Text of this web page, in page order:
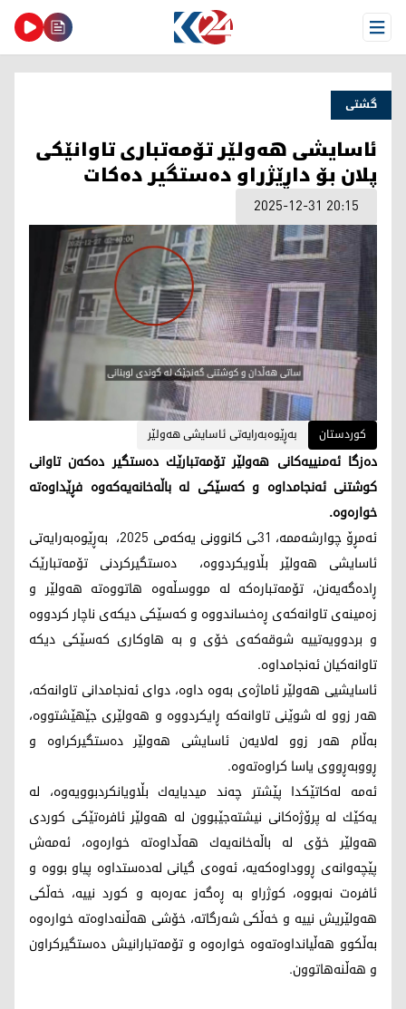
Open Menu
گشتی
ئاسایشی هه‌ولێر تۆمه‌تباری تاوانێكی
پلان بۆ داڕێژراو ده‌ستگیر ده‌كات
2025-12-31 20:15
کوردستان بەڕێوەبەرایەتی ئاسایشی هەولێر
ده‌زگا ئه‌منییه‌كانی هه‌ولێر تۆمه‌تبارێك ده‌ستگیر ده‌كه‌ن‌ تاوانی
كوشتنی ئه‌نجامداوه‌ و كه‌سێكی له‌ باڵه‌خانه‌یه‌كه‌وه‌ فڕێداوه‌ته‌
خواره‌وه‌.
ئەمڕۆ چوارشەممە، 31ـی کانوونی یەکەمی 2025، به‌ڕێوه‌به‌رایه‌تی
ئاسایشی هه‌ولێر بڵاویکردووە، ‌دەستگیرکردنی تۆمه‌تبارێک
ڕادەگەیەنن، تۆمه‌تباره‌كه‌ له‌ مووسڵه‌وه‌ هاتووه‌ته‌ هه‌ولێر و
زه‌مینه‌ی تاوانه‌كه‌ی ڕه‌خساندووه‌ و كه‌سێكی دیکەی ناچار كردووه‌
و بردوویه‌تییه‌ شوقه‌كه‌ی خۆی و به‌ هاوكاری كه‌سێكی دیکە
تاوانه‌كیان ئه‌نجامداوه‌.
ئاسایشیی هەولێر ئاماژەی بەوە داوە، دوای ئه‌نجامدانی تاوانه‌كه‌،
هه‌ر زوو لە شوێنی تاوانه‌كه‌ ڕایكردووه‌ و هه‌ولێری جێهێشتووه‌،
به‌ڵام هه‌ر زوو لەلایەن ئاسایشی هه‌ولێر ده‌ستگیركراوە‌ و
ڕووبه‌ڕووی یاسا كراوه‌ته‌وه‌.
ئه‌مه‌ له‌كاتێكدا پێشتر چه‌ند میدیایه‌ك بڵاویانكردبوویه‌وه‌‌، له‌
یه‌كێك له‌ پرۆژه‌كانی نیشته‌جێبوون له‌ هه‌ولێر ئافره‌تێكی كوردی
هه‌ولێر خۆی له‌ باڵه‌خانه‌یه‌ك هه‌ڵداوه‌ته‌ خواره‌وه‌،‌ ئه‌مه‌ش
پێچه‌وانه‌ی ڕووداوه‌كه‌یه‌، ئه‌وه‌ی گیانی له‌ده‌ستداوه‌ پیاو بووه‌ و
ئافره‌ت نه‌بووه‌، كوژراو به‌ ڕه‌گه‌ز عه‌ره‌به‌ و كورد نییه‌، خه‌ڵكی
هه‌ولێریش نییه‌ و خه‌ڵكی شه‌رگاته‌، خۆشی هه‌ڵنه‌داوه‌ته‌ خواره‌وه‌
به‌ڵكوو هه‌ڵیانداوه‌ته‌وه‌ خواره‌وه‌ و تۆمه‌تبارانیش ده‌ستگیركراون
و هه‌ڵنه‌هاتوون.